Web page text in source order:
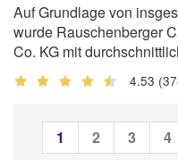
Auf Grundlage von
wurde Rauschenberger
Co. KG mit
4.53
1 2 3 4